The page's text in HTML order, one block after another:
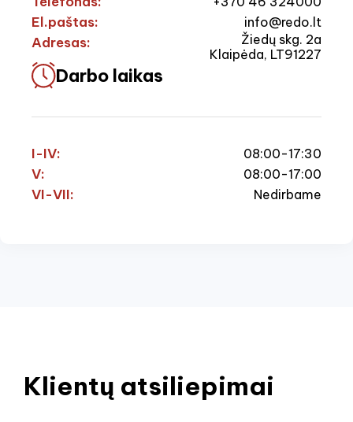
El.paštas: info@redo.lt
Adresas:
Žiedų skg. 2a
Klaipėda, LT91227
Darbo laikas
I-IV: 08:00-17:30
V: 08:00-17:00
VI-VII: Nedirbame
Klientų atsiliepimai